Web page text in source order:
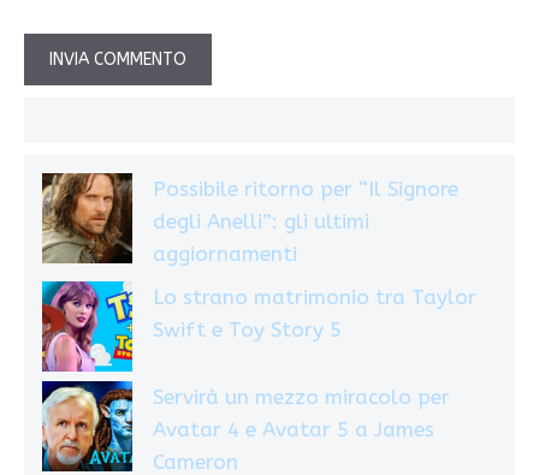
Possibile ritorno per “Il Signore
degli Anelli”: gli ultimi
aggiornamenti
Lo strano matrimonio tra Taylor
Swift e Toy Story 5
Servirà un mezzo miracolo per
Avatar 4 e Avatar 5 a James
Cameron